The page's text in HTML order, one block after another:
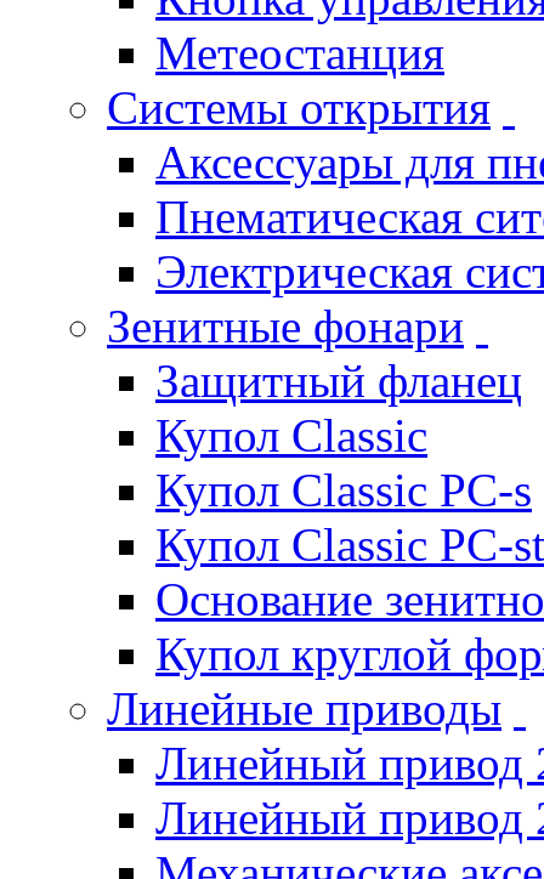
Метеостанция
Системы открытия
Аксессуары для
Пнематическая
Электрическая
Зенитные фонари
Защитный фланец
Купол Classic
Купол Classic PC-s
Купол Classic PC-st
Основание
Купол круглой
Линейные приводы
Линейный привод
Линейный привод